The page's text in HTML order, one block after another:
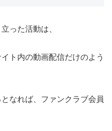
った活動は、
ト内の動画配信だけのよう
なれば、ファンクラブ会員